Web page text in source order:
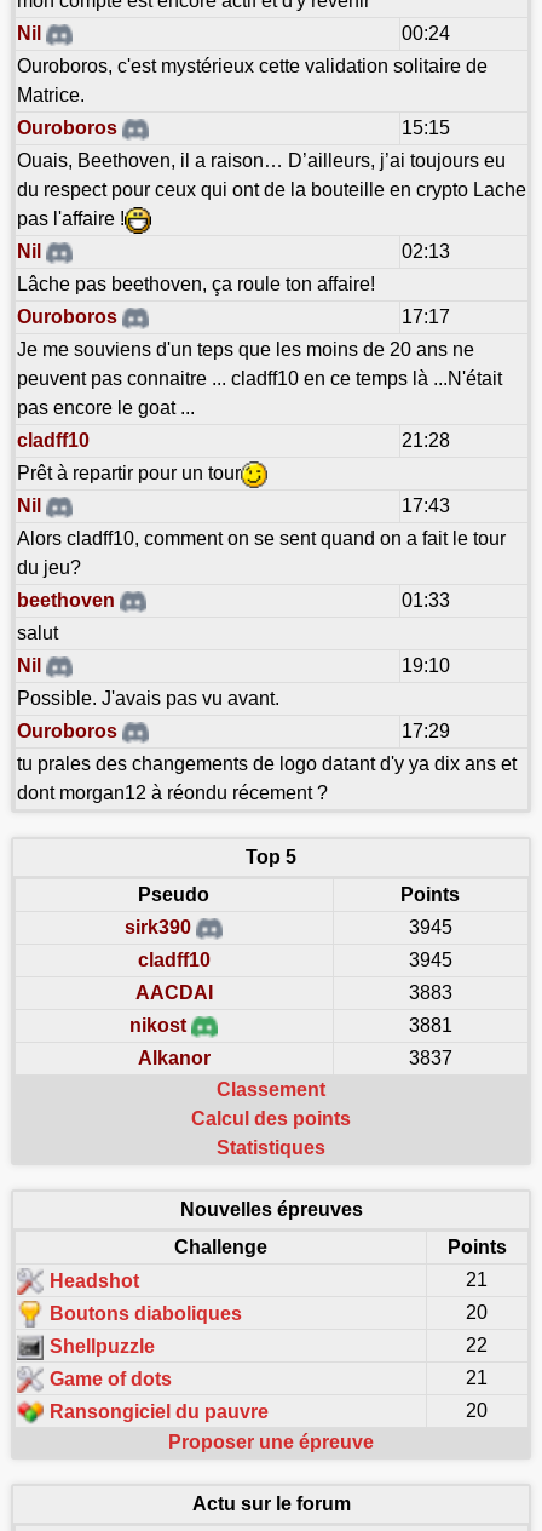
Nil
00:24
Ouroboros, c'est mystérieux cette validation solitaire de
Matrice.
Ouroboros
15:15
Ouais, Beethoven, il a raison… D’ailleurs, j’ai toujours eu
du respect pour ceux qui ont de la bouteille en crypto Lache
pas l'affaire !
Nil
02:13
Lâche pas beethoven, ça roule ton affaire!
Ouroboros
17:17
Je me souviens d'un teps que les moins de 20 ans ne
peuvent pas connaitre ... cladff10 en ce temps là ...N'était
pas encore le goat ...
cladff10
21:28
Prêt à repartir pour un tour
Nil
17:43
Alors cladff10, comment on se sent quand on a fait le tour
du jeu?
beethoven
01:33
salut
Nil
19:10
Possible. J'avais pas vu avant.
Ouroboros
17:29
tu prales des changements de logo datant d'y ya dix ans et
dont morgan12 à réondu récement ?
Top 5
Pseudo
Points
sirk390
3945
cladff10
3945
AACDAI
3883
nikost
3881
Alkanor
3837
Classement
Calcul des points
Statistiques
Nouvelles épreuves
Challenge
Points
Headshot
21
Boutons diaboliques
20
Shellpuzzle
22
Game of dots
21
Ransongiciel du pauvre
20
Proposer une épreuve
Actu sur le forum